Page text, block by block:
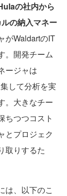
の社内から
の納入マネー
がWaldartのIT
。開発チーム
ージャは
して分析を実
。大きなチー
ちつつコスト
とプロジェク
取りするた
は、以下のこ